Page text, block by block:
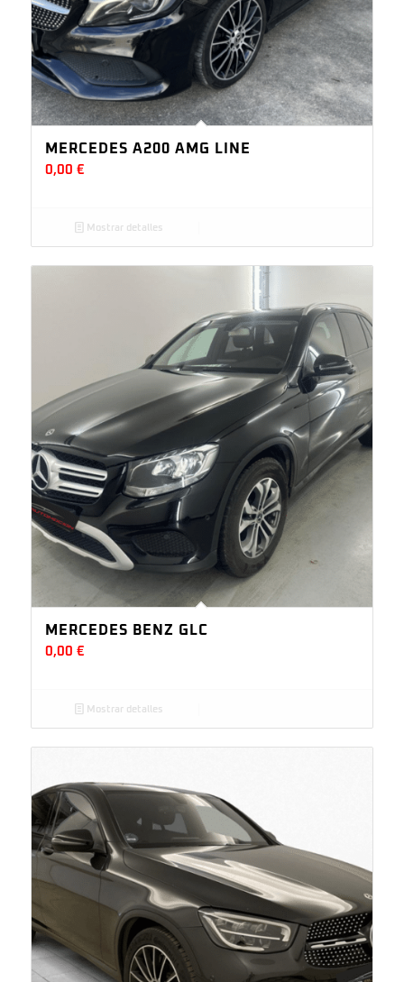
MERCEDES A200 AMG LINE
0,00 €
Mostrar detalles
MERCEDES BENZ GLC
0,00 €
Mostrar detalles